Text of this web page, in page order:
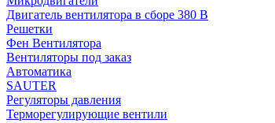
Двигатель вентилятора в сборе 380 В
Решетки
Фен Вентилятора
Вентиляторы под заказ
Автоматика
SAUTER
Регуляторы давления
Терморегулирующие вентили